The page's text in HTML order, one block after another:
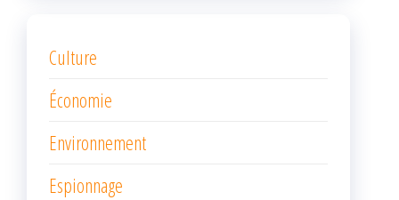
Culture
Économie
Environnement
Espionnage